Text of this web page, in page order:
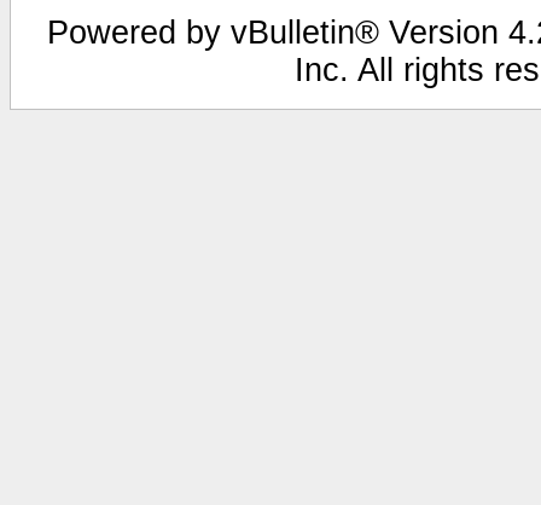
Powered by vBulletin® Version
Inc. All rights